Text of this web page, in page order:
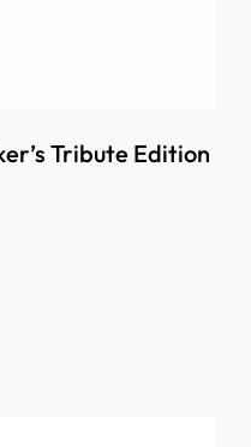
Tribute Edition